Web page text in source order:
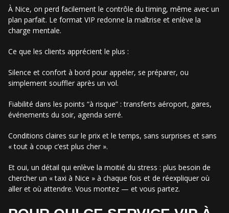
À Nice, on perd facilement le contrôle du timing, même avec un
plan parfait. Le format VIP redonne la maîtrise et enlève la
charge mentale.
Ce que les clients apprécient le plus :
Silence et confort à bord pour appeler, se préparer, ou
simplement souffler après un vol.
Fiabilité dans les points “à risque” : transferts aéroport, gares,
événements du soir, agenda serré.
Conditions claires sur le prix et le temps, sans surprises et sans
« tout à coup c’est plus cher ».
Et oui, un détail qui enlève la moitié du stress : plus besoin de
chercher un « taxi à Nice » à chaque fois et de réexpliquer où
aller et où attendre. Vous montez — et vous partez.